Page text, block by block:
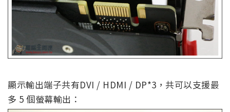
顯示輸出端子共有DVI / HDMI / DP*3，共可以支援最
多 5 個螢幕輸出：